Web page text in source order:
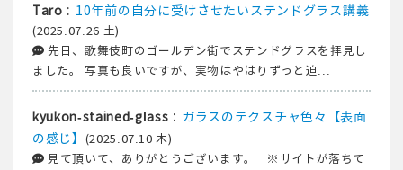
Taro : 10年前の自分に受けさせたいステンドグラス講義
(2025.07.26 土)
先日、歌舞伎町のゴールデン街でステンドグラスを拝見し
ました。 写真も良いですが、実物はやはりずっと迫...
kyukon-stained-glass : ガラスのテクスチャ色々【表面
の感じ】
(2025.07.10 木)
見て頂いて、ありがとうございます。 ※サイトが落ちて